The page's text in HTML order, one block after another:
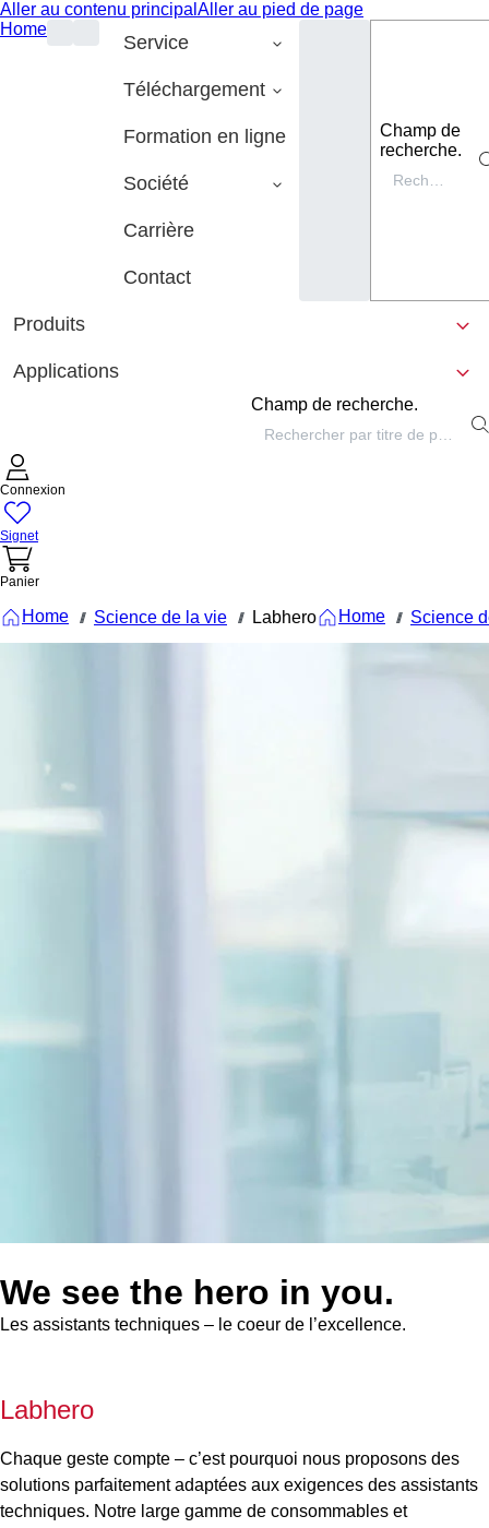
Aller au contenu principal Aller au pied de page
Home
Service
Téléchargement
Formation en ligne
Société
Carrière
Contact
Champ de
recherche.
Produits
Applications
Champ de recherche.
Connexion
Signet
Panier
Home /// Science de la vie /// Labhero Home /// Science
We see the hero in you.
Les assistants techniques – le coeur de l’excellence.
Labhero
Chaque geste compte – c’est pourquoi nous proposons des
solutions parfaitement adaptées aux exigences des assistants
techniques. Notre large gamme de consommables et